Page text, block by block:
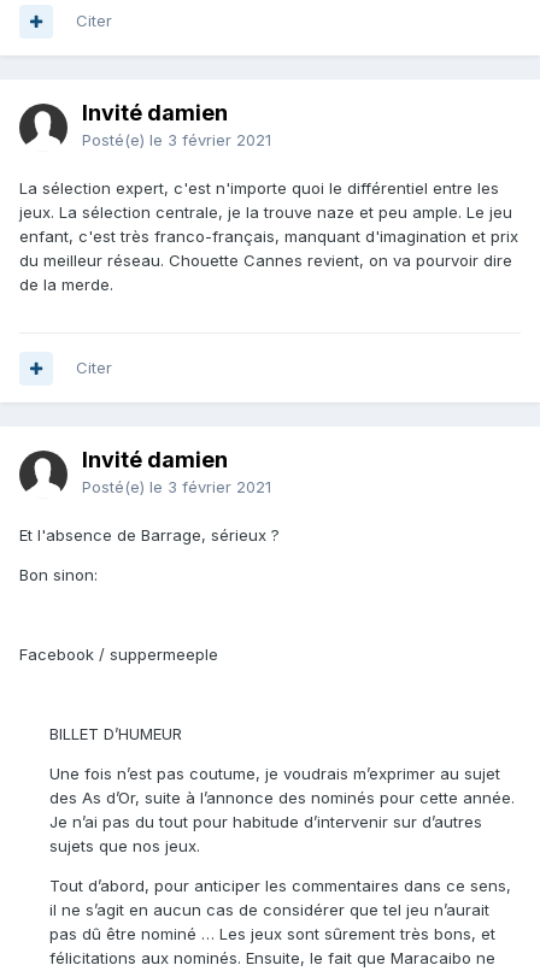
Citer
Invité damien
Posté(e) le 3 février 2021
La sélection expert, c'est n'importe quoi le différentiel entre les
jeux. La sélection centrale, je la trouve naze et peu ample. Le jeu
enfant, c'est très franco-français, manquant d'imagination et prix
du meilleur réseau. Chouette Cannes revient, on va pourvoir dire
de la merde.
Citer
Invité damien
Posté(e) le 3 février 2021
Et l'absence de Barrage, sérieux ?
Bon sinon:
Facebook / suppermeeple
BILLET D’HUMEUR
Une fois n’est pas coutume, je voudrais m’exprimer au sujet
des As d’Or, suite à l’annonce des nominés pour cette année.
Je n’ai pas du tout pour habitude d’intervenir sur d’autres
sujets que nos jeux.
Tout d’abord, pour anticiper les commentaires dans ce sens,
il ne s’agit en aucun cas de considérer que tel jeu n’aurait
pas dû être nominé … Les jeux sont sûrement très bons, et
félicitations aux nominés. Ensuite, le fait que Maracaibo ne